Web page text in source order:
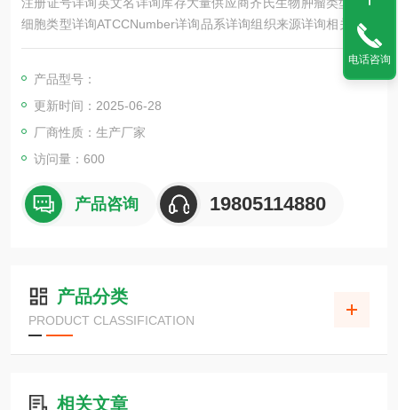
细胞类型详询ATCCNumber详询品系详询组织来源详询相关疾病
详询物种来源详询免疫类型详询细胞形态详询是否是肿瘤细胞详
询器官来源详询运输方式详询年限详询生长状态详询规格T25m2
发货客户可根据自身科研项目的需要选择不同类型的细胞培养瓶
和相应的细胞密度
产品型号：
更新时间：2025-06-28
厂商性质：生产厂家
访问量：600
产品咨询 19805114880
产品分类
PRODUCT CLASSIFICATION
相关文章
电话咨询